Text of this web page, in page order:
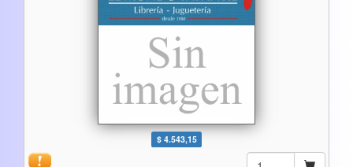
$ 4.543,15